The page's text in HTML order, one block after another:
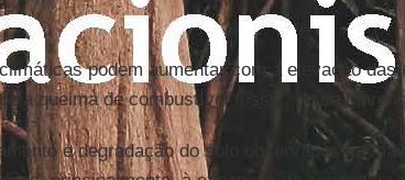
podem aumentar com a elevação das
queima de combustível fóssil”, disse
e degradação do solo observados na